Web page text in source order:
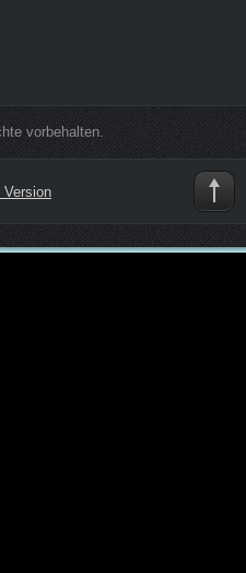
vorbehalten.
Version